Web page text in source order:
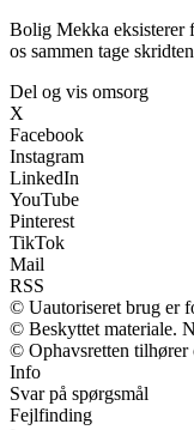
Bolig Mekka eksisterer
os sammen tage
Del og vis omsorg
X
Facebook
Instagram
LinkedIn
YouTube
Pinterest
TikTok
Mail
RSS
© Uautoriseret brug er
© Beskyttet materiale.
© Ophavsretten tilhører
Info
Svar på spørgsmål
Fejlfinding